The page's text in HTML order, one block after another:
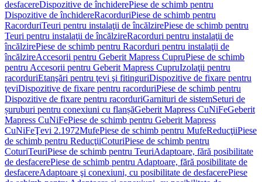
desfacereDispozitive de închiderePiese de schimb pentru
Dispozitive de închidereRacorduriPiese de schimb pentru
RacorduriTeuri pentru instalaţii de încălzirePiese de schimb pentru
Teuri pentru instalaţii de încălzireRacorduri pentru instalaţii de
încălzirePiese de schimb pentru Racorduri pentru instalaţii de
încălzireAccesorii pentru Geberit Mapress CupruPiese de schimb
pentru Accesorii pentru Geberit Mapress CupruIzolaţii pentru
racorduriEtanşări pentru ţevi şi fitinguriDispozitive de fixare pentru
ţeviDispozitive de fixare pentru racorduriPiese de schimb pentru
Dispozitive de fixare pentru racorduriGarnituri de sistemSeturi de
șuruburi pentru conexiuni cu flanșăGeberit Mapress CuNiFeGeberit
Mapress CuNiFePiese de schimb pentru Geberit Mapress
CuNiFeŢevi 2.1972MufePiese de schimb pentru MufeReducţiiPiese
de schimb pentru ReducţiiCoturiPiese de schimb pentru
CoturiTeuriPiese de schimb pentru TeuriAdaptoare, fără posibilitate
de desfacerePiese de schimb pentru Adaptoare, fără posibilitate de
desfacereAdaptoare şi conexiuni, cu posibilitate de desfacerePiese